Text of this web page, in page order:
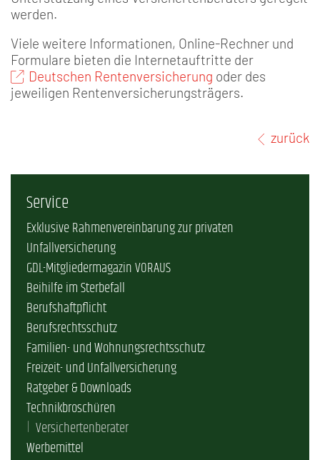
werden.
Viele weitere Informationen, Online-Rechner und
Formulare bieten die Internetauftritte der
Deutschen Rentenversicherung oder des
jeweiligen Rentenversicherungsträgers.
zurück
Service
Exklusive Rahmenvereinbarung zur privaten
Unfallversicherung
GDL-Mitgliedermagazin VORAUS
Beihilfe im Sterbefall
Berufshaftpflicht
Berufsrechtsschutz
Familien- und Wohnungsrechtsschutz
Freizeit- und Unfallversicherung
Ratgeber & Downloads
Technikbroschüren
Versichertenberater
Werbemittel